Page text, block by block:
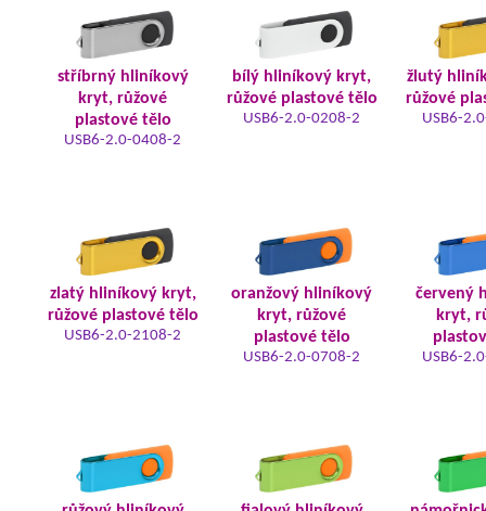
stříbrný hliníkový
kryt, růžové
plastové tělo
USB6-2.0-0408-2
bílý hliníkový kryt,
růžové plastové tělo
USB6-2.0-0208-2
žlutý
růžové
USB6-
zlatý hliníkový kryt,
růžové plastové tělo
USB6-2.0-2108-2
oranžový hliníkový
kryt, růžové
plastové tělo
USB6-2.0-0708-2
červený
kryt,
USB6-